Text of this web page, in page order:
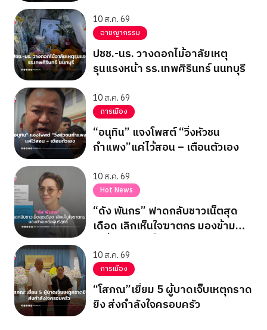
10 ส.ค. 69
อาชญากรรม
ปชช.-นร. วางดอกไม้อาลัยเหตุ
รุนแรงหน้า รร.เทพศิรินทร์ นนทบุรี
10 ส.ค. 69
การเมือง
“อนุทิน” แจงโพสต์ “วิ่งหัวชน
กำแพง”แค่ไว้สอน – เตือนตัวเอง
10 ส.ค. 69
Hot News
“ดัง พันกร” ฟาดกลับชาวเน็ตสุด
เดือด เลิกเห็นใจฆาตกร มองข้าม
10 ส.ค. 69
การเมือง
“โสภณ”เยี่ยม 5 ผู้บาดเจ็บเหตุกราด
ยิง ส่งกำลังใจครอบครัว